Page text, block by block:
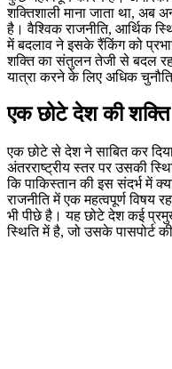
शक्तिशाली माना जाता था, अब
है। वैश्विक राजनीति, आर्थिक
में बदलाव ने इसके रैंकिंग को
शक्ति का संतुलन तेजी से बदल
यात्रा करने के लिए अधिक
एक छोटे देश की शक्ति
एक छोटे से देश ने साबित कर
अंतरराष्ट्रीय स्तर पर उसकी
कि पाकिस्तान की इस संदर्भ में
राजनीति में एक महत्वपूर्ण विषय
भी पीछे है। यह छोटे देश कई
स्थिति में है, जो उसके पासपोर्ट